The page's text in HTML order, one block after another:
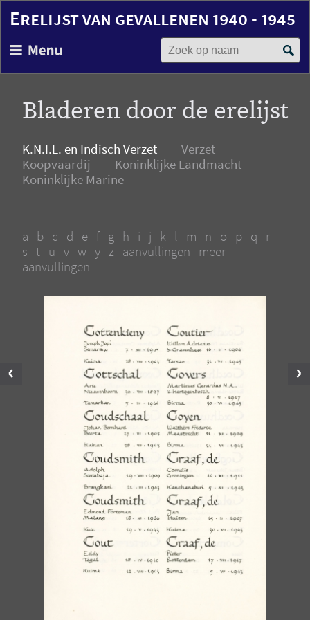
en
inhoud
gaan
Erelijst van gevallenen 1940 - 1945
Zoek op naam
Bladeren door de erelijst
K.N.I.L. en Indisch Verzet
a b c d e f g h i j k l m n o p q r
s t u v w y z aanvullingen meer
aanvullingen
Verzet
Koopvaardij
Koninklijke Landmacht
Koninklijke Marine